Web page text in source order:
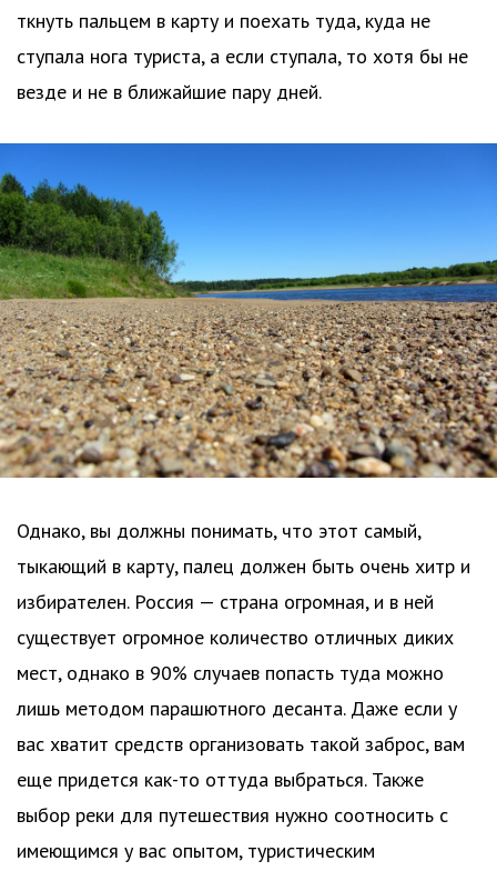
ткнуть пальцем в карту и поехать туда, куда не
ступала нога туриста, а если ступала, то хотя бы не
везде и не в ближайшие пару дней.
Однако, вы должны понимать, что этот самый,
тыкающий в карту, палец должен быть очень хитр и
избирателен. Россия — страна огромная, и в ней
существует огромное количество отличных диких
мест, однако в 90% случаев попасть туда можно
лишь методом парашютного десанта. Даже если у
вас хватит средств организовать такой заброс, вам
еще придется как-то оттуда выбраться. Также
выбор реки для путешествия нужно соотносить с
имеющимся у вас опытом, туристическим